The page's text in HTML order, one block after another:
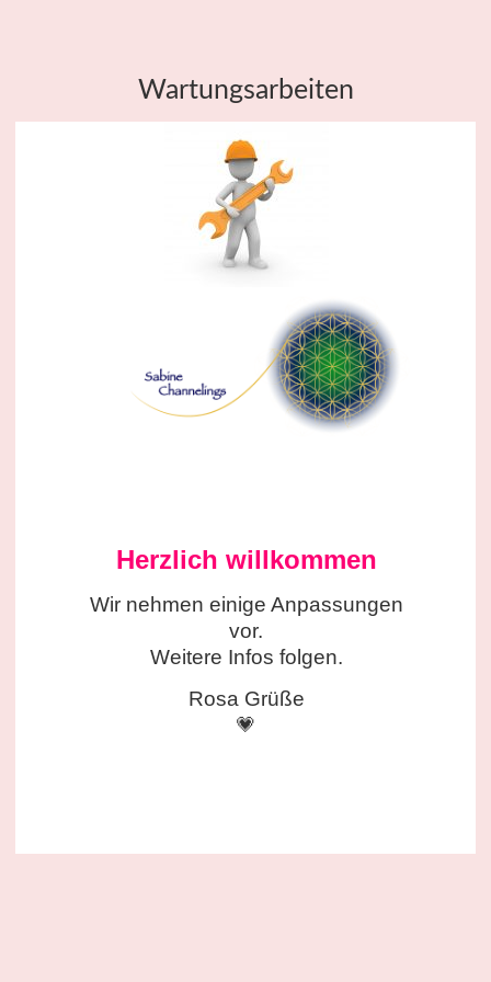
Wartungsarbeiten
Herzlich willkommen
Wir nehmen einige Anpassungen
vor.
Weitere Infos folgen.
Rosa Grüße
💗